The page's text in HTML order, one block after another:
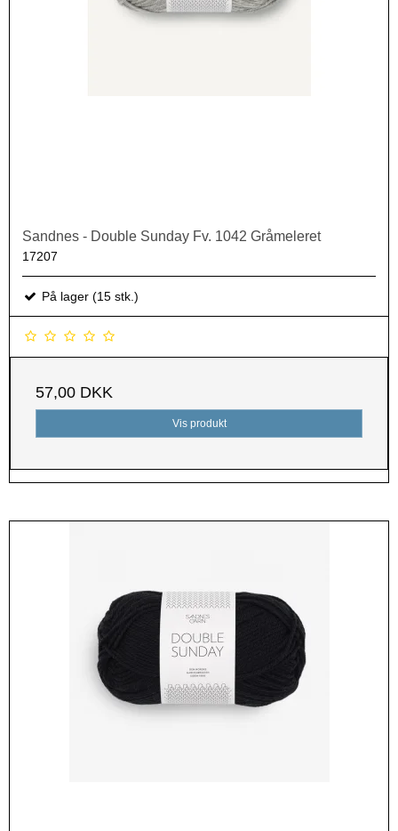
Sandnes - Double Sunday Fv. 1042 Gråmeleret
17207
På lager (15 stk.)
57,00 DKK
Vis produkt